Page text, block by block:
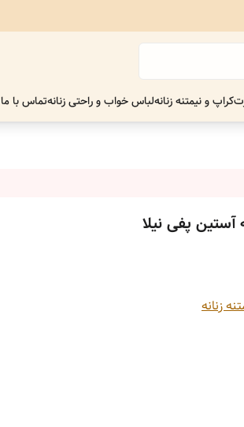
کراپ و نیمتنه زنانهلباس خواب و راحتی زنانهتماس با ما
پفی نیلا
زنانه